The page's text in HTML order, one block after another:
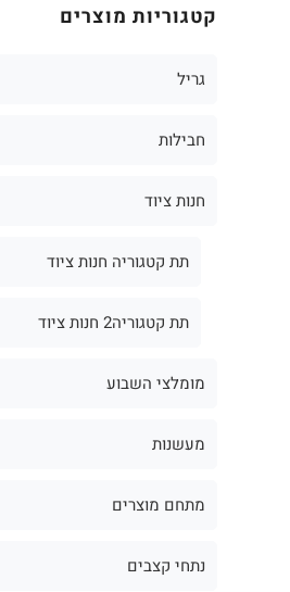
קטגוריות מוצרים
גריל
חבילות
חנות ציוד
תת קטגוריה חנות ציוד
תת קטגוריה2 חנות ציוד
מומלצי השבוע
מעשנות
מתחם מוצרים
נתחי קצבים